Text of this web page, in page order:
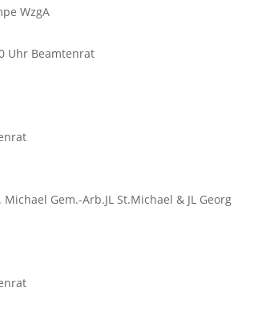
WzgA
Uhr Beamtenrat
Gem.-Arb.JL St.Michael & JL Georg